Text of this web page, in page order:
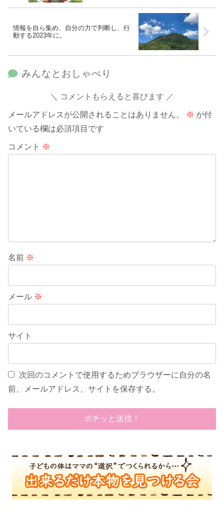
情報を自ら集め、自分の力で判断し、行
動する2023年に。
みんなとおしゃべり
コメントもらえると喜びます
メールアドレスが公開されることはありません。 ※ が付
いている欄は必須項目です
コメント ※
名前 ※
メール ※
サイト
次回のコメントで使用するためブラウザーに自分の名
前、メールアドレス、サイトを保存する。